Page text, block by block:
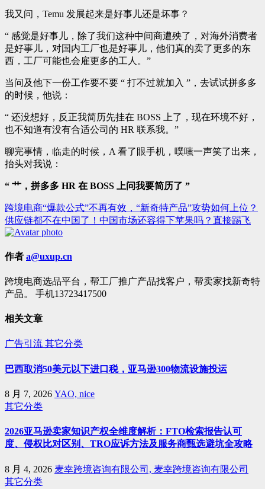
我又问，Temu 发展起来是好事儿还是坏事？
“ 感觉是好事儿，除了我们这种中间商遭殃了，对海外消费者
是好事儿，对国内工厂也是好事儿，他们真的卖了更多的东
西，工厂可能也会雇更多的工人。”
当问及他下一份工作要不要 “ 打不过就加入 ”，去试试拼多多
的时候，他说：
“ 还没想好，反正我简历先挂在 BOSS 上了，现在环境不好，
也不知道有没有合适公司的 HR 联系我。”
聊完事情，临走的时候，A 看了眼手机，噗嗤一声笑了出来，
抬头对我说：
“ 艹，拼多多 HR 在 BOSS 上问我要简历了 ”
文
章
导
跨境电商“爆款公式”不再有效，“新奇特产品”攻势如何上位？
供应链都不在中国了！中国市场还容得下苹果吗？直接踢飞
作者 a@uxup.cn
跨境电商选品平台，帮工厂推广产品找客户，帮卖家找新奇特
产品。 手机13723417500
相关文章
广告引流 其它分类
巴西取消50美元以下进口税，亚马逊300物流设施投运
8 月 7, 2026 YAO, nice
其它分类
2026亚马逊卖家知识产权全维度解析：FTO检索报告认可
度、侵权比对区别、TRO应诉方法及服务商甄选避坑全攻略
8 月 4, 2026 麦幸跨境咨询有限公司, 麦幸跨境咨询有限公司
其它分类